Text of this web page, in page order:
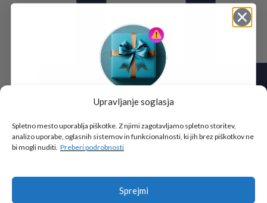
Upravljanje soglasja
Spletno mesto uporablja piškotke. Z njimi zagotavljamo spletno storitev,
analizo uporabe, oglasnih sistemov in funkcionalnosti, ki jih brez piškotkov ne
bi mogli nuditi. Preberi podrobnosti
Sprejmi
Tukaj je!
🎁 DARILO
Vpiši podatke za prejem darila